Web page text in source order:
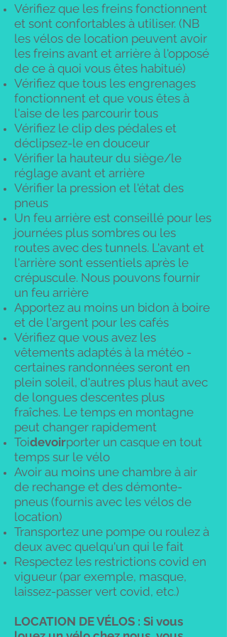
Vérifiez que les freins fonctionnent
et sont confortables à utiliser. (NB
les vélos de location peuvent avoir
les freins avant et arrière à l'opposé
de ce à quoi vous êtes habitué)
Vérifiez que tous les engrenages
fonctionnent et que vous êtes à
l'aise de les parcourir tous
Vérifiez le clip des pédales et
déclipsez-le en douceur
Vérifier la hauteur du siège/le
réglage avant et arrière
Vérifier la pression et l'état des
pneus
Un feu arrière est conseillé pour les
journées plus sombres ou les
routes avec des tunnels. L'avant et
l'arrière sont essentiels après le
crépuscule. Nous pouvons fournir
un feu arrière
Apportez au moins un bidon à boire
et de l'argent pour les cafés
Vérifiez que vous avez les
vêtements adaptés à la météo -
certaines randonnées seront en
plein soleil, d'autres plus haut avec
de longues descentes plus
fraîches. Le temps en montagne
peut changer rapidement
Toidevoirporter un casque en tout
temps sur le vélo
Avoir au moins une chambre à air
de rechange et des démonte-
pneus (fournis avec les vélos de
location)
Transportez une pompe ou roulez à
deux avec quelqu'un qui le fait
Respectez les restrictions covid en
vigueur (par exemple, masque,
laissez-passer vert covid, etc.)
LOCATION DE VÉLOS : Si vous